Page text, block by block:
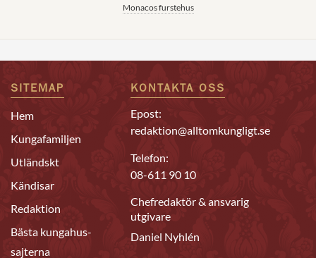
Monacos furstehus
SITEMAP
Hem
Kungafamiljen
Utländskt
Kändisar
Redaktion
Bästa kungahus-
sajterna
KONTAKTA OSS
Epost:
redaktion@alltomkungligt.se
Telefon:
08-611 90 10
Chefredaktör & ansvarig
utgivare
Daniel Nyhlén